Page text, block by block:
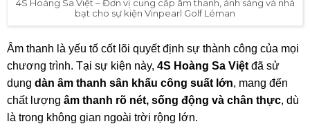
4S Hoàng Sa Việt – Đơn vị cung cấp âm thanh, ánh sáng và nhà
bạt cho sự kiện Vinpearl Golf Léman
Âm thanh là yếu tố cốt lõi quyết định sự thành công của mọi
chương trình. Tại sự kiện này, 4S Hoàng Sa Việt đã sử
dụng dàn âm thanh sân khấu công suất lớn, mang đến
chất lượng âm thanh rõ nét, sống động và chân thực, dù
là trong không gian ngoài trời rộng lớn.